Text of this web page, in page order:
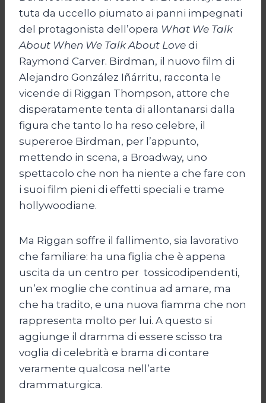
tuta da uccello piumato ai panni impegnati
del protagonista dell’opera What We Talk
About When We Talk About Love di
Raymond Carver. Birdman, il nuovo film di
Alejandro González Iñárritu, racconta le
vicende di Riggan Thompson, attore che
disperatamente tenta di allontanarsi dalla
figura che tanto lo ha reso celebre, il
supereroe Birdman, per l’appunto,
mettendo in scena, a Broadway, uno
spettacolo che non ha niente a che fare con
i suoi film pieni di effetti speciali e trame
hollywoodiane.
Ma Riggan soffre il fallimento, sia lavorativo
che familiare: ha una figlia che è appena
uscita da un centro per tossicodipendenti,
un’ex moglie che continua ad amare, ma
che ha tradito, e una nuova fiamma che non
rappresenta molto per lui. A questo si
aggiunge il dramma di essere scisso tra
voglia di celebrità e brama di contare
veramente qualcosa nell’arte
drammaturgica.